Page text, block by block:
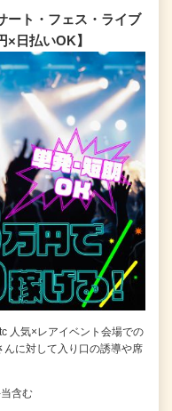
ート・フェス・ライブ
日払いOK】
人気×レアイベント会場での
に対して入り口の誘導や席
含む